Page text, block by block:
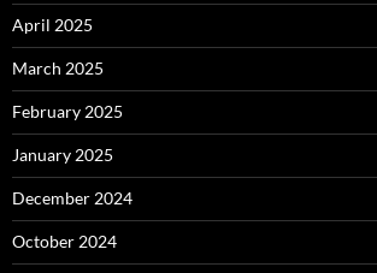
April 2025
March 2025
February 2025
January 2025
December 2024
October 2024